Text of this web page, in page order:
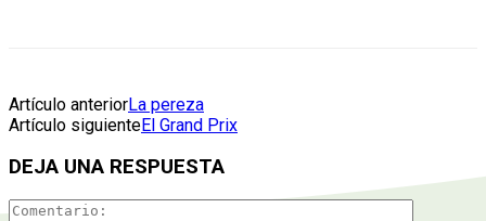
Artículo anteriorLa pereza
Artículo siguienteEl Grand Prix
DEJA UNA RESPUESTA